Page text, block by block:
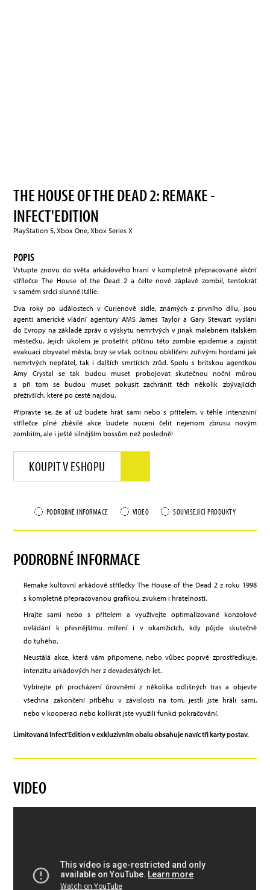
THE HOUSE OF THE DEAD 2: REMAKE -
INFECT'EDITION
PlayStation 5, Xbox One, Xbox Series X
POPIS
Vstupte znovu do světa arkádového hraní v kompletně přepracované akční
střílečce The House of the Dead 2 a čelte nové záplavě zombií, tentokrát
v samém srdci slunné Itálie.
Dva roky po událostech v Curienově sídle, známých z prvního dílu, jsou
agenti americké vládní agentury AMS James Taylor a Gary Stewart vysláni
do Evropy na základě zpráv o výskytu nemrtvých v jinak malebném italském
městečku. Jejich úkolem je prošetřit příčinu této zombie epidemie a zajistit
evakuaci obyvatel města, brzy se však ocitnou obklíčeni zuřivými hordami jak
nemrtvých nepřátel, tak i dalších smrtících zrůd. Spolu s britskou agentkou
Amy Crystal se tak budou muset probojovat skutečnou noční můrou
a při tom se budou muset pokusit zachránit těch několik zbývajících
přeživších, které po cestě najdou.
Připravte se, že ať už budete hrát sami nebo s přítelem, v téhle intenzivní
střílečce plné zběsilé akce budete nuceni čelit nejenom zbrusu novým
zombiím, ale i ještě silnějším bossům než posledně!
KOUPIT V ESHOPU
PODROBNÉ INFORMACE VIDEO SOUVISEJÍCÍ PRODUKTY
PODROBNÉ INFORMACE
Remake kultovní arkádové střílečky The House of the Dead 2 z roku 1998
s kompletně přepracovanou grafikou, zvukem i hratelností.
Hrajte sami nebo s přítelem a využívejte optimalizované konzolové
ovládání k přesnějšímu míření i v okamžicích, kdy půjde skutečně
do tuhého.
Neustálá akce, která vám připomene, nebo vůbec poprvé zprostředkuje,
intenzitu arkádových her z devadesátých let.
Vybírejte při procházení úrovněmi z několika odlišných tras a objevte
všechna zakončení příběhu v závislosti na tom, jestli jste hráli sami,
nebo v kooperaci nebo kolikrát jste využili funkci pokračování.
Limitovaná Infect'Edition v exkluzivním obalu obsahuje navíc tři karty postav.
VIDEO